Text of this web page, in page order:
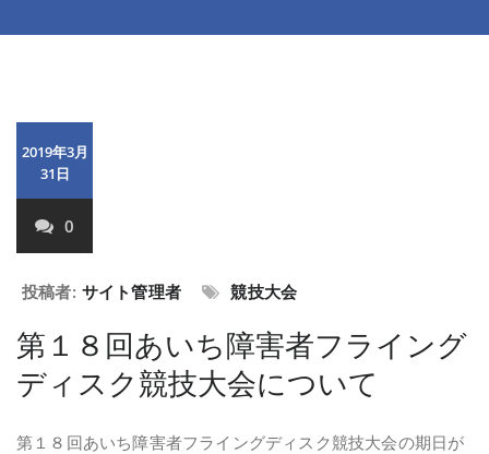
2019年3月
31日
0
投稿者: サイト管理者 競技大会
第１８回あいち障害者フライング
ディスク競技大会について
第１８回あいち障害者フライングディスク競技大会の期日が